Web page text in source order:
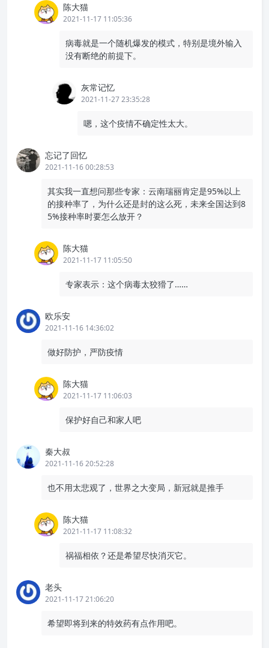
陈大猫
2021-11-17 11:05:36
病毒就是一个随机爆发的模式，特别是境外输入
没有断绝的前提下。
灰常记忆
2021-11-27 23:35:28
嗯，这个疫情不确定性太大。
忘记了回忆
2021-11-16 00:28:53
其实我一直想问那些专家：云南瑞丽肯定是95%以上
的接种率了，为什么还是封的这么死，未来全国达到8
5%接种率时要怎么放开？
陈大猫
2021-11-17 11:05:50
专家表示：这个病毒太狡猾了……
欧乐安
2021-11-16 14:36:02
做好防护，严防疫情
陈大猫
2021-11-17 11:06:03
保护好自己和家人吧
秦大叔
2021-11-16 20:52:28
也不用太悲观了，世界之大变局，新冠就是推手
陈大猫
2021-11-17 11:08:32
祸福相依？还是希望尽快消灭它。
老头
2021-11-17 21:06:20
希望即将到来的特效药有点作用吧。